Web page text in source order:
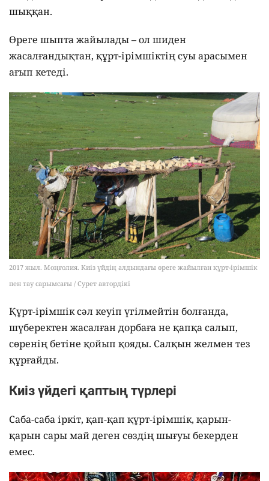
шыққан.
Өреге шыпта жайылады – ол шиден
жасалғандықтан, құрт-ірімшіктің суы арасымен
ағып кетеді.
2017 жыл. Моңғолия. Киіз үйдің алдындағы өреге жайылған құрт-ірімшік
пен тау сарымсағы / Сурет автордікі
Құрт-ірімшік сәл кеуіп үгілмейтін болғанда,
шүберектен жасалған дорбаға не қапқа салып,
сөренің бетіне қойып қояды. Салқын желмен тез
құрғайды.
Киіз үйдегі қаптың түрлері
Саба-саба іркіт, қап-қап құрт-ірімшік, қарын-
қарын сары май деген сөздің шығуы бекерден
емес.